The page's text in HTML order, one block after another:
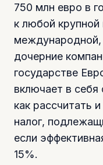
750 млн евро в
к любой крупной
международной,
дочерние
государстве
включает в
как рассчитать
налог,
если
15%.